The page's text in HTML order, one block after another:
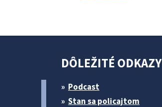
DÔLEŽITÉ ODKAZY
Podcast
Stan sa policajtom